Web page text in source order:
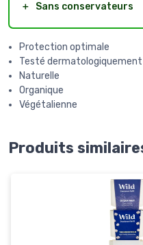
＋
Sans conservateurs
Protection optimale
Testé dermatologiquement
Naturelle
Organique
Végétalienne
Produits